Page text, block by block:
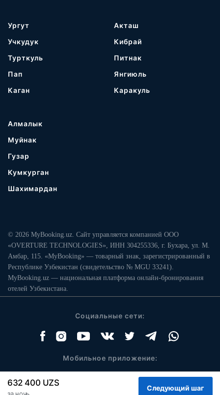
632 400 UZS
Ургут
Учкудук
Турткуль
Пап
Каган
Акташ
Кибрай
Питнак
Янгиюль
Каракуль
Алмалык
Муйнак
Гузар
Кумкурган
Шахимардан
© 2026 MyBooking.uz. Сайт управляется компанией ООО
«OVERTURE TECHNOLOGIES», ИНН 304255336, г. Бухара, ул. М.
Амбар, 115. «MyBooking» — товарный знак, зарегистрированный в
Республике Узбекистан (свидетельство № MGU 33241).
MyBooking.uz — национальная платформа онлайн-бронирования
отелей Узбекистана.
Социальные сети:
Мобильное приложение: